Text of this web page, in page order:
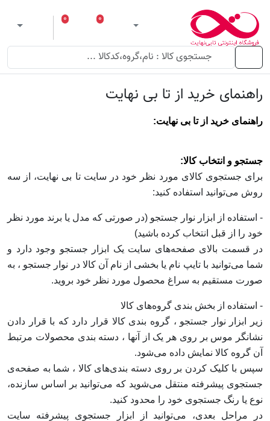
ورود لیست مورد علاقه
۰
سبد خرید
۰
منو
راهنمای خرید از تا بی نهایت
راهنمای خرید از تا بی نهایت:
جستجو و انتخاب کالا:
برای جستجوی کالای مورد نظر خود در سایت تا بی نهایت، از سه
روش می‏‌توانید استفاده کنید:
- استفاده از ابزار نوار جستجو (در صورتی که مدل یا برند مورد نظر
خود را از قبل انتخاب کرده باشید)
در قسمت بالای صفحه‌های سایت یک ابزار جستجو وجود دارد و
شما می‌‏توانید با تایپ نام یا بخشی از نام آن کالا در نوار جستجو ، به
صورت مستقیم به سراغ محصول مورد نظر خود بروید.
- استفاده از بخش بندی گروه‌های کالا
زیر ابزار نوار جستجو ، گروه بندی کالا قرار دارد که با قرار دادن
نشان‏گر موس بر روی هر یک از آنها ، دسته بندی محصولات مرتبط
آن گروه کالا نمایش داده می‌‏‏شود.
سپس با کلیک کردن بر روی دسته بندی‏‏‌های کالا ، شما به صفحه‌ی
جستجوی پیشرفته منتقل می‌شوید که می‌‏‏توانید بر اساس سازنده،
نوع یا رنگ جستجوی خود را محدود کنید.
در مراحل بعدی، می‌‏‏توانید از ابزار جستجوی پیشرفته سایت